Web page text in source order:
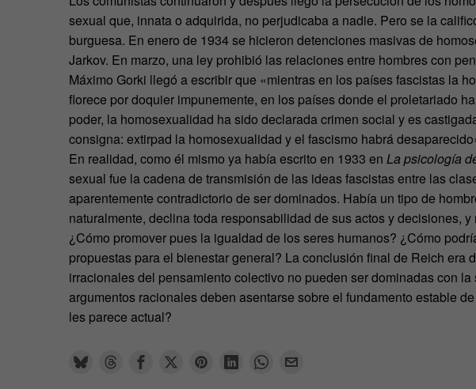
sexual que, innata o adquirida, no perjudicaba a nadie. Pero se la
burguesa. En enero de 1934 se hicieron detenciones masivas de
Jarkov. En marzo, una ley prohibió las relaciones entre hombres con
Máximo Gorki llegó a escribir que «mientras en los países fascistas la
florece por doquier impunemente, en los países donde el proletariado
poder, la homosexualidad ha sido declarada crimen social y es
consigna: extirpad la homosexualidad y el fascismo habrá
En realidad, como él mismo ya había escrito en 1933 en La psicología
sexual fue la cadena de transmisión de las ideas fascistas entre las
aparentemente contradictorio de ser dominados. Había un tipo de
naturalmente, declina toda responsabilidad de sus actos y decisiones,
¿Cómo promover pues la igualdad de los seres humanos? ¿Cómo
propuestas para el bienestar general? La conclusión final de Reich era
irracionales del pensamiento colectivo no pueden ser dominadas con
argumentos racionales deben asentarse sobre el fundamento estable
les parece actual?